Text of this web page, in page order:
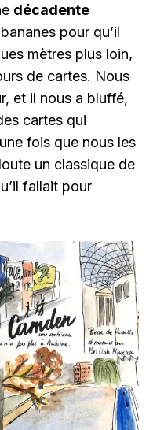
décadente
pour qu’il
mètres plus loin,
de cartes. Nous
et il nous a bluffé,
cartes qui
fois que nous les
un classique de
fallait pour